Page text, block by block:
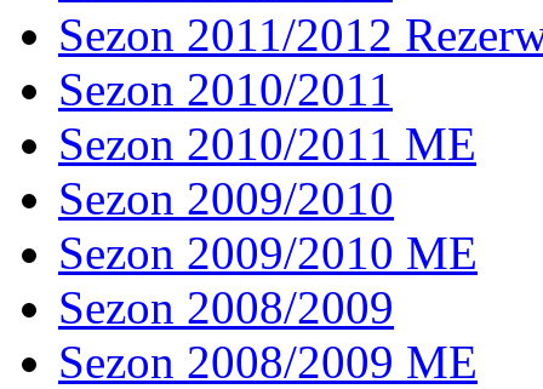
Sezon 2011/2012
Sezon 2010/2011
Sezon 2010/2011 ME
Sezon 2009/2010
Sezon 2009/2010 ME
Sezon 2008/2009
Sezon 2008/2009 ME